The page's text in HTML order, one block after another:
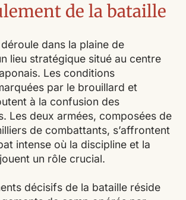
de la bataille
dans la plaine de
lieu stratégique situé au centre
Les conditions
par le brouillard et
à la confusion des
Les deux armées, composées de
de combattants, s’affrontent
intense où la discipline et la
un rôle crucial.
décisifs de la bataille réside